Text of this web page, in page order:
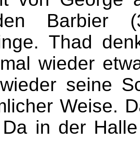
Barbier
Thad
wieder
seine
Weise.
in der